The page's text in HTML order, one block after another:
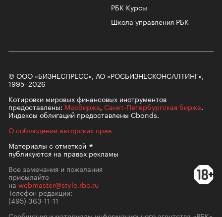
РБК Курсы
Школа управления РБК
© ООО «БИЗНЕСПРЕСС», АО «РОСБИЗНЕСКОНСАЛТИНГ»,
1995–2026
Котировки мировых финансовых инструментов
предоставлены: Мосбиржа, Санкт-Петербургская биржа.
Индексы облигаций предоставлены Cbonds.
О соблюдении авторских прав
Материалы сотметкой
публикуются на правах рекламы
Все замечания и пожелания
присылайте
на webmaster@style.rbc.ru
Телефон редакции:
(495) 363-11-11